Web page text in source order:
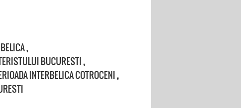
,
BUCURESTI,
INTERBELICA COTROCENI,